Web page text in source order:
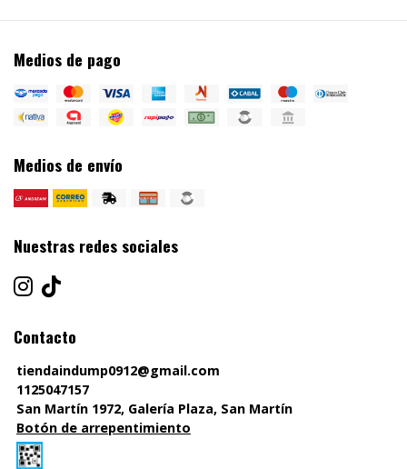
Medios de pago
Medios de envío
Nuestras redes sociales
Contacto
tiendaindump0912@gmail.com
1125047157
San Martín 1972, Galería Plaza, San Martín
Botón de arrepentimiento